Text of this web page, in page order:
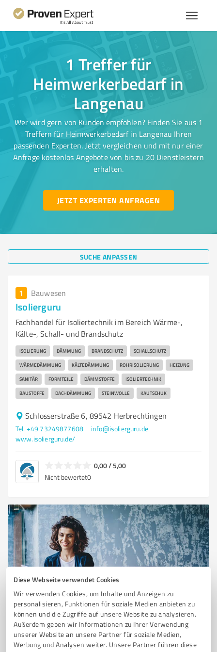
Diese Webseite verwendet Cookies
Wir verwenden Cookies, um Inhalte und Anzeigen zu
personalisieren, Funktionen für soziale Medien anbieten zu
können und die Zugriffe auf unsere Website zu analysieren.
Außerdem geben wir Informationen zu Ihrer Verwendung
unserer Website an unsere Partner für soziale Medien,
Werbung und Analysen weiter. Unsere Partner führen diese
1 Treffer für
Heimwerkerbedarf in
Langenau
Wer wird gern von Kunden empfohlen? Finden Sie aus 1
Treffern für Heimwerkerbedarf in Langenau Ihren
passenden Experten. Jetzt vergleichen und mit nur einer
Anfrage kostenlos Angebote von bis zu 20 Dienstleistern
erhalten.
JETZT EXPERTEN ANFRAGEN
SUCHE ANPASSEN
1 Bauwesen
Isolierguru
Fachhandel für Isoliertechnik im Bereich Wärme-,
Kälte-, Schall- und Brandschutz
ISOLIERUNG DÄMMUNG BRANDSCHUTZ SCHALLSCHUTZ
WÄRMEDÄMMUNG KÄLTEDÄMMUNG ROHRISOLIERUNG HEIZUNG
SANITÄR FORMTEILE DÄMMSTOFFE ISOLIERTECHNIK
BAUSTOFFE DACHDÄMMUNG STEINWOLLE KAUTSCHUK
Schlosserstraße 6, 89542 Herbrechtingen
Tel. +49 73249877608
info@isolierguru.de
www.isolierguru.de/
0,00 / 5,00
Nicht bewertet0
Sie möchten auch hier gelistet werden?
Registrieren Sie sich jetzt und werden Sie ein von
Kunden empfohlener ProvenExpert!